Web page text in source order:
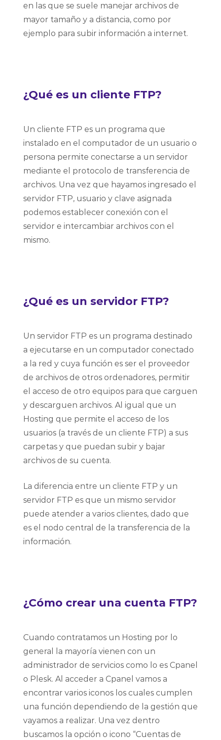
en las que se suele manejar archivos de
mayor tamaño y a distancia, como por
ejemplo para subir información a internet.
¿Qué es un cliente FTP?
Un cliente FTP es un programa que
instalado en el computador de un usuario o
persona permite conectarse a un servidor
mediante el protocolo de transferencia de
archivos. Una vez que hayamos ingresado el
servidor FTP, usuario y clave asignada
podemos establecer conexión con el
servidor e intercambiar archivos con el
mismo.
¿Qué es un servidor FTP?
Un servidor FTP es un programa destinado
a ejecutarse en un computador conectado
a la red y cuya función es ser el proveedor
de archivos de otros ordenadores, permitir
el acceso de otro equipos para que carguen
y descarguen archivos. Al igual que un
Hosting que permite el acceso de los
usuarios (a través de un cliente FTP) a sus
carpetas y que puedan subir y bajar
archivos de su cuenta.
La diferencia entre un cliente FTP y un
servidor FTP es que un mismo servidor
puede atender a varios clientes, dado que
es el nodo central de la transferencia de la
información.
¿Cómo crear una cuenta FTP?
Cuando contratamos un Hosting por lo
general la mayoría vienen con un
administrador de servicios como lo es Cpanel
o Plesk. Al acceder a Cpanel vamos a
encontrar varios iconos los cuales cumplen
una función dependiendo de la gestión que
vayamos a realizar. Una vez dentro
buscamos la opción o icono “Cuentas de